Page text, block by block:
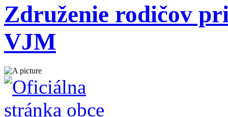
Združenie rodičov
VJM